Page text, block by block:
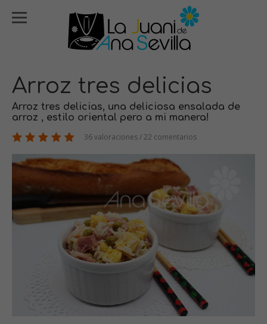
Arroz tres delicias
Arroz tres delicias, una deliciosa ensalada de
arroz , estilo oriental pero a mi manera!
36 valoraciones / 22 comentarios